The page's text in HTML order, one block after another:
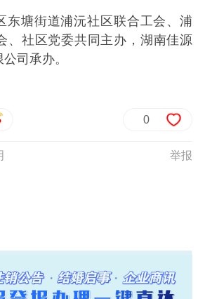
东塘街道浦沅社区联合工会、浦
、社区党委共同主办，湖南佳源
司承办。
0
举报